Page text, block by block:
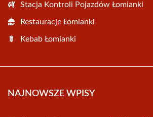
Stacja Kontroli Pojazdów Łomianki
Restauracje Łomianki
Kebab Łomianki
NAJNOWSZE WPISY